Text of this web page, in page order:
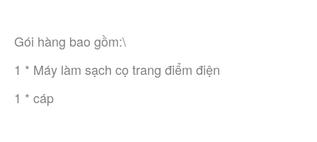
Gói hàng bao gồm:\
1 * Máy làm sạch cọ trang điểm điện
1 * cáp